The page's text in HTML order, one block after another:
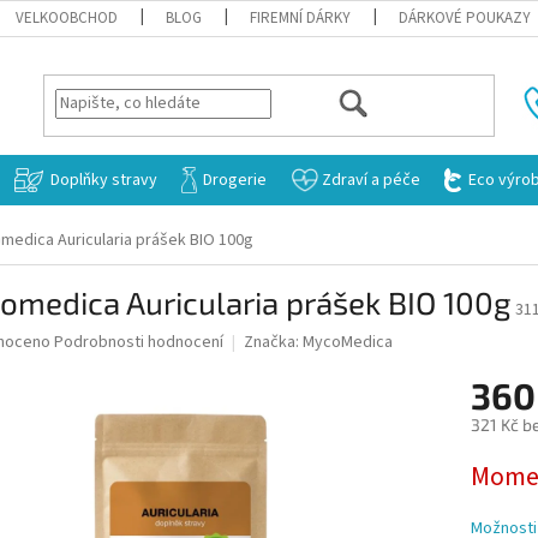
VELKOOBCHOD BLOG FIREMNÍ DÁRKY DÁRKOVÉ POUKAZY
HLEDAT
Doplňky stravy Drogerie Zdraví a péče Eco
Auricularia prášek BIO 100g
Auricularia prášek BIO 100g 311
Podrobnosti hodnocení Značka: MycoMedica
321 Kč
cena: